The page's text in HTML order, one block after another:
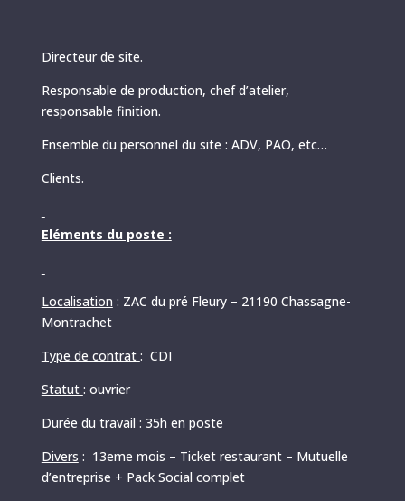
Directeur de site.
Responsable de production, chef d’atelier,
responsable finition.
Ensemble du personnel du site : ADV, PAO, etc…
Clients.
Eléments du poste :
Localisation : ZAC du pré Fleury – 21190 Chassagne-
Montrachet
Type de contrat : CDI
Statut : ouvrier
Durée du travail : 35h en poste
Divers : 13eme mois – Ticket restaurant – Mutuelle
d’entreprise + Pack Social complet